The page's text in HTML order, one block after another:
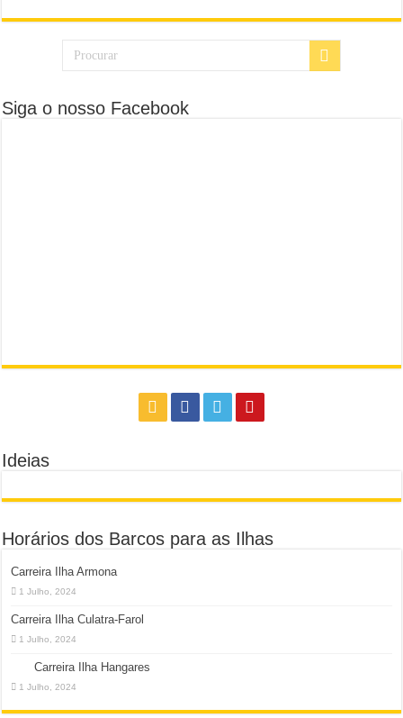
Siga o nosso Facebook
Ideias
Horários dos Barcos para as Ilhas
Carreira Ilha Armona
1 Julho, 2024
Carreira Ilha Culatra-Farol
1 Julho, 2024
Carreira Ilha Hangares
1 Julho, 2024